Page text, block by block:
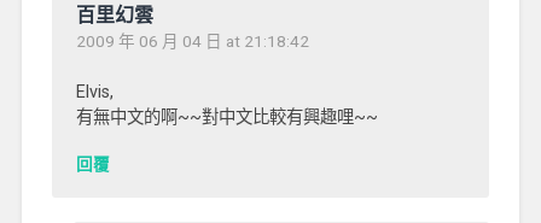
百里幻雲
2009 年 06 月 04 日 at 21:18:42
Elvis,
有無中文的啊~~對中文比較有興趣哩~~
回覆